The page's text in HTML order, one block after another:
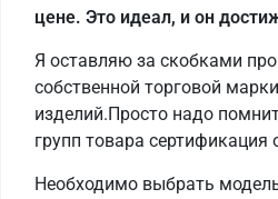
цене. Это идеал, и он
Я оставляю за скобками
собственной торговой
изделий.Просто надо
групп товара сертификация
Необходимо выбрать